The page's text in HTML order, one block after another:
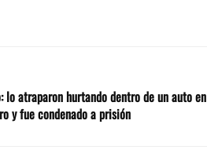
lo atraparon hurtando dentro de un auto en
y fue condenado a prisión